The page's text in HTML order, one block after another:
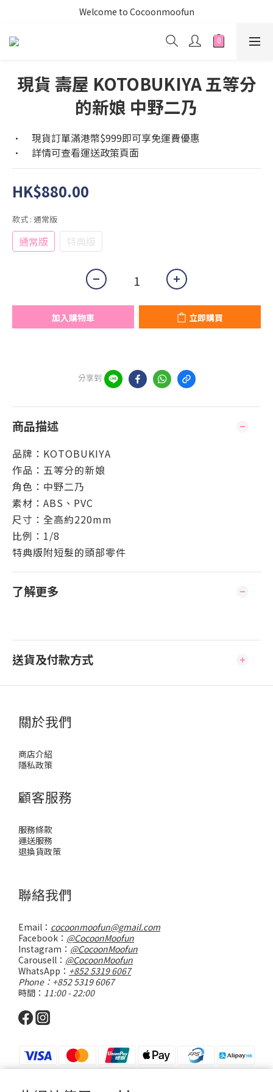
Welcome to Cocoonmoofun
現貨 壽屋 KOTOBUKIYA 五等分
的新娘 中野二乃
•	現貨訂單滿港幣$999即可享免運費優惠
•	詳情可查看運送政策頁面
HK$880.00
款式 : 通常版
通常版 特典版
加入購物車 立即購買
分享到
商品描述
品牌：KOTOBUKIYA
作品：五等分的新娘
角色： 中野二乃
素材：ABS、PVC
尺寸：全高約220mm
比例：1/8
特典版附短髮的頭部零件
了解更多
送貨及付款方式
關於我們
商店介紹
隱私政策
顧客服務
服務條款
運送服務
退換貨政策
聯絡我們
Email： cocoonmoofun@gmail.com
Facebook： @CocoonMoofun
Instagram： @CocoonMoofun
Carousell： @CocoonMoofun
WhatsApp： +852 5319 6067
Phone：+852 5319 6067
時間： 11:00 - 22:00